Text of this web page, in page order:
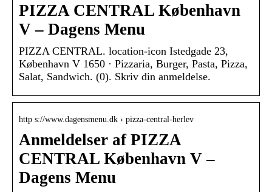
PIZZA CENTRAL København
V – Dagens Menu
PIZZA CENTRAL. location-icon Istedgade 23,
København V 1650 · Pizzaria, Burger, Pasta, Pizza,
Salat, Sandwich. (0). Skriv din anmeldelse.
http s://www.dagensmenu.dk › pizza-central-herlev
Anmeldelser af PIZZA
CENTRAL København V –
Dagens Menu